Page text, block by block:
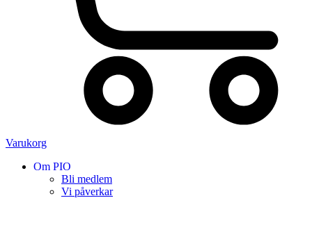
Varukorg
Om PIO
Bli medlem
Vi påverkar